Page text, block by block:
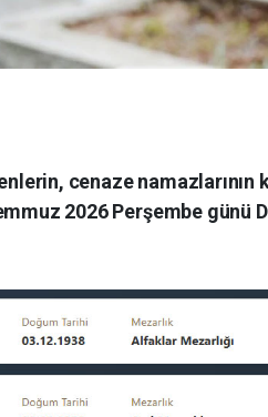
cenaze namazlarının
2026 Perşembe günü